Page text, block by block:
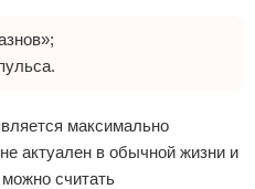
максимально
актуален в обычной жизни и
можно считать